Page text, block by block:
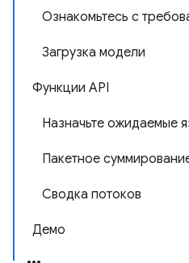
Ознакомьтесь с
Загрузка модели
Функции API
Назначьте ожидаемые
Пакетное
Сводка потоков
Демо